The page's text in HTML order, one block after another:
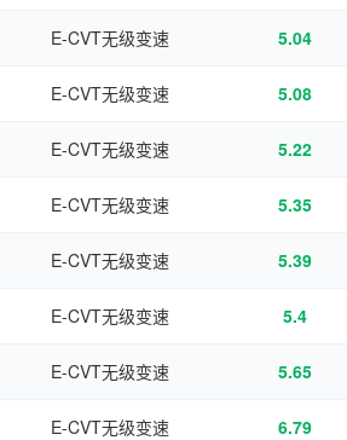
E-CVT无级变速 5.04
E-CVT无级变速 5.08
E-CVT无级变速 5.22
E-CVT无级变速 5.35
E-CVT无级变速 5.39
E-CVT无级变速 5.4
E-CVT无级变速 5.65
E-CVT无级变速 6.79